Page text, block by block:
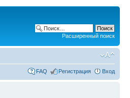
Расширенный поиск
FAQ Регистрация Вход